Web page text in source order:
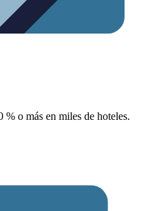
o más en miles de hoteles.